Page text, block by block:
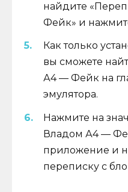
найдите
Фейк» и
Как только
вы сможете
А4 — Фейк на
эмулятора.
Нажмите на
Владом А4 —
приложение и
переписку с